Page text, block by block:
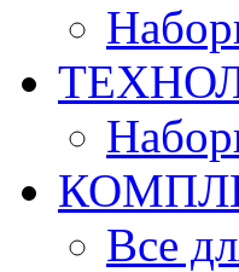
Все